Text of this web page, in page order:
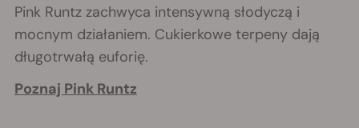
Pink Runtz zachwyca intensywną słodyczą i
mocnym działaniem. Cukierkowe terpeny dają
długotrwałą euforię.
Poznaj Pink Runtz